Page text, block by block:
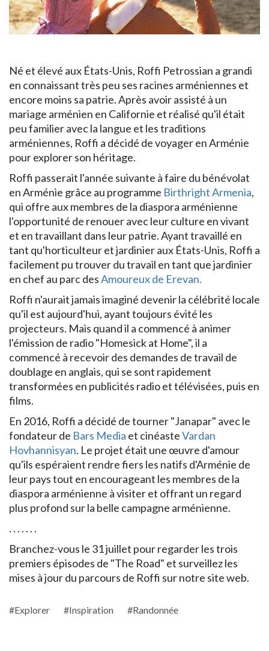
Né et élevé aux États-Unis, Roffi Petrossian a grandi
en connaissant très peu ses racines arméniennes et
encore moins sa patrie. Après avoir assisté à un
mariage arménien en Californie et réalisé qu'il était
peu familier avec la langue et les traditions
arméniennes, Roffi a décidé de voyager en Arménie
pour explorer son héritage.
Roffi passerait l'année suivante à faire du bénévolat
en Arménie grâce au programme Birthright Armenia,
qui offre aux membres de la diaspora arménienne
l'opportunité de renouer avec leur culture en vivant
et en travaillant dans leur patrie. Ayant travaillé en
tant qu'horticulteur et jardinier aux États-Unis, Roffi a
facilement pu trouver du travail en tant que jardinier
en chef au parc desAmoureux de Erevan.
Roffi n'aurait jamais imaginé devenir la célébrité locale
qu'il est aujourd'hui, ayant toujours évité les
projecteurs. Mais quand il a commencé à animer
l'émission de radio "Homesick at Home", il a
commencé à recevoir des demandes de travail de
doublage en anglais, qui se sont rapidement
transformées en publicités radio et télévisées, puis en
films.
En 2016, Roffi a décidé de tourner "Janapar" avec le
fondateur de Bars Media et cinéasteVardan
Hovhannisyan. Le projet était une œuvre d'amour
qu'ils espéraient rendre fiers les natifs d'Arménie de
leur pays tout en encourageant les membres de la
diaspora arménienne à visiter et offrant un regard
plus profond sur la belle campagne arménienne.
. . . . . . .
Branchez-vous le 31 juillet pour regarder les trois
premiers épisodes de "The Road" et surveillez les
mises à jour du parcours de Roffi sur notre site web.
#Explorer #Inspiration #Randonnée